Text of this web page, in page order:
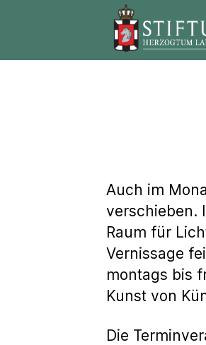
Stiftung
Auch im
verschieben.
Raum für
Vernissage
montags bis
Kunst von
Die